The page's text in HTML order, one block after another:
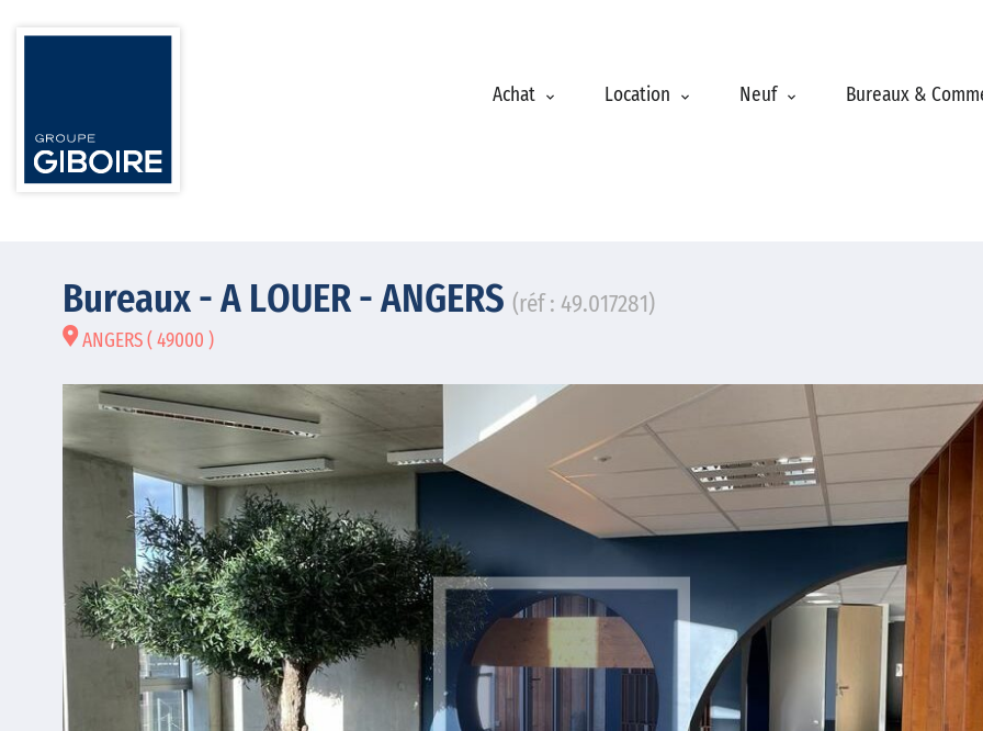
Achat Location Neuf Bureaux &
Bureaux - A LOUER - ANGERS (réf : 49.017281)
ANGERS ( 49000 )